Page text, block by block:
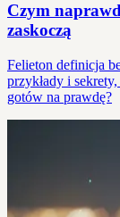
Czym
zaskoczą
Felieton definicja
przykłady i
gotów na prawdę?